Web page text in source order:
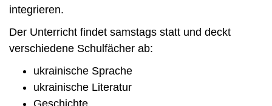
integrieren.
Der Unterricht findet samstags statt und deckt
verschiedene Schulfächer ab:
ukrainische Sprache
ukrainische Literatur
Geschichte